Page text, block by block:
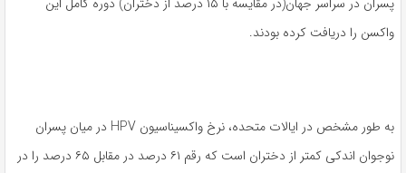
واکسن را دریافت کرده بودند.
به طور مشخص در ایالات متحده، نرخ واکسیناسیون HPV در میان پسران
نوجوان اندکی کمتر از دختران است که رقم ۶۱ درصد در مقابل ۶۵ درصد را در